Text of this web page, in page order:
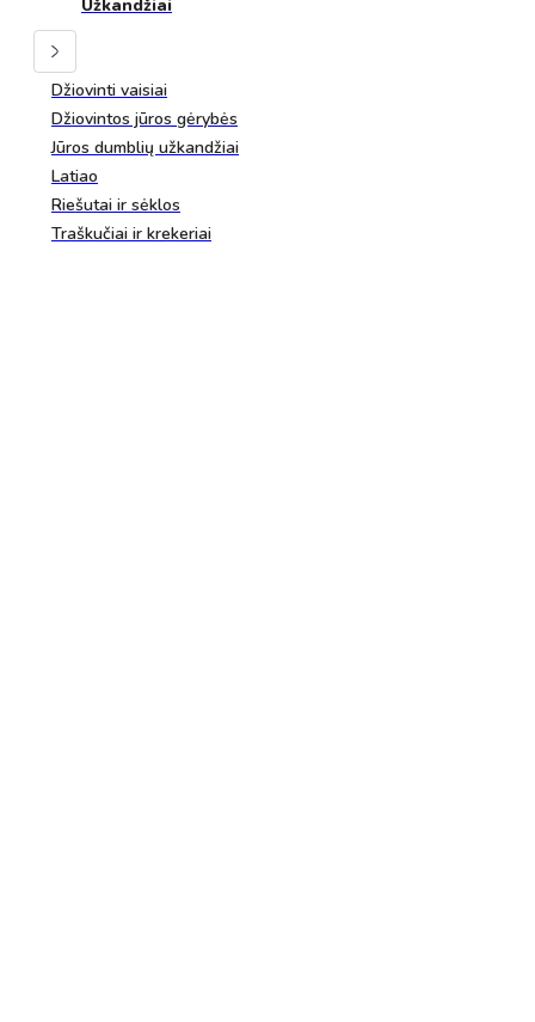
Užkandžiai
Džiovinti vaisiai
Džiovintos jūros gėrybės
Jūros dumblių užkandžiai
Latiao
Riešutai ir sėklos
Traškučiai ir krekeriai